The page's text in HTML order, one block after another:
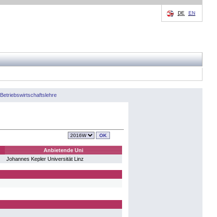
DE EN
Anbietende Uni
Johannes Kepler Universität Linz